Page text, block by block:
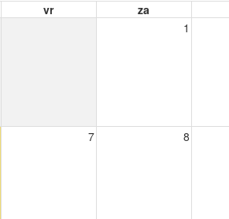
vr za
1
7 8